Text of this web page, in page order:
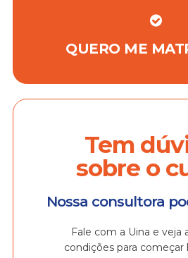
QUERO ME
Tem
sobre o
Nossa consultora
Fale com a Uina e veja
condições para